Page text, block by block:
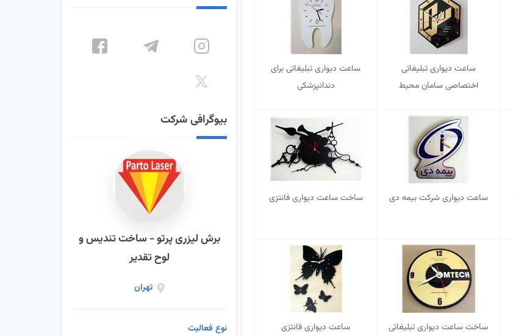
ساعت دیواری تبلیغاتی
اختصاصی سامان محیط
ساعت دیواری تبلیغاتی برای
دندانپزشکی
ساعت دیواری شرکت بیمه دی ساخت ساعت دیواری فانتزی
ساخت ساعت دیواری تبلیغاتی ساعت دیواری فانتزی
بیوگرافی شرکت
برش لیزری پرتو - ساخت تندیس و
لوح تقدیر
تهران
نوع فعالیت